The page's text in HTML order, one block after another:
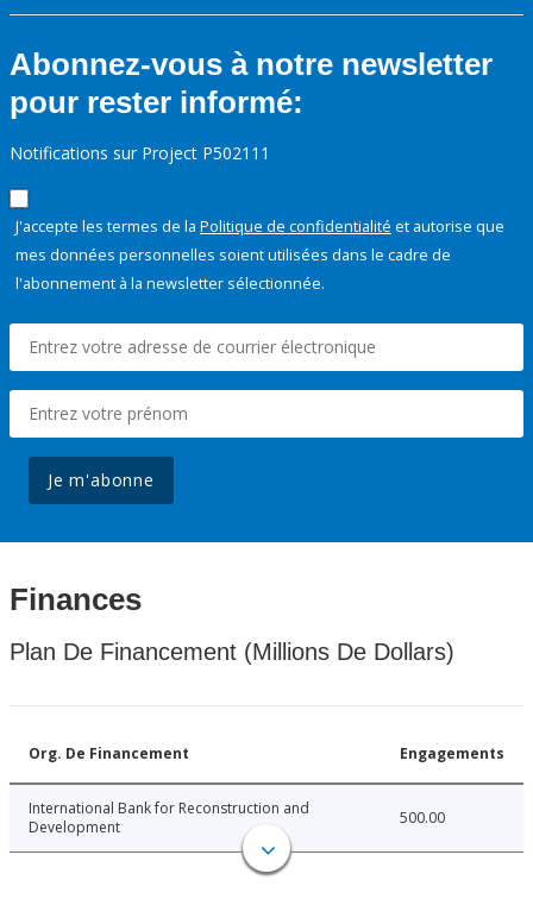
Abonnez-vous à notre newsletter
pour rester informé:
Notifications sur Project P502111
J'accepte les termes de la Politique de confidentialité et autorise que
mes données personnelles soient utilisées dans le cadre de
l'abonnement à la newsletter sélectionnée.
Je m'abonne
Finances
Plan De Financement (Millions De Dollars)
Org. De Financement Engagements
International Bank for Reconstruction and
Development
500.00